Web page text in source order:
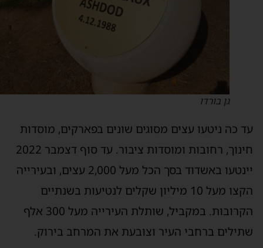
גן בורדו
כה ניטעו עצים מסוגים שונים בפארקים, מוסדות
חינוך, רחובות ומוסדות ציבור. עד סוף דצמבר 2022
יינטעו באשדוד בסך הכל מעל 2,000 עצים, ובעירייה
הקצו מעל 10 מיליון שקלים לנטיעות בשנתיים
הקרובות. במקביל, שותלת העירייה מעל 300 אלף
ברחבי העיר וצובעת את המרחב בירוק.